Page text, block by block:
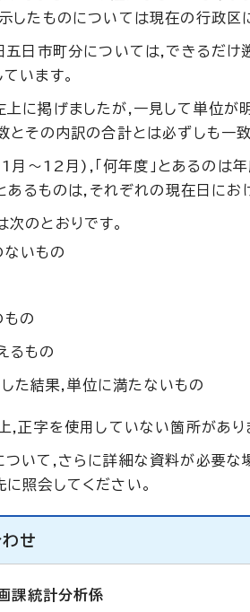
したものについては現在の行政区
日市町分については,できるだけ
います。
に掲げましたが,一見して単位が
その内訳の合計とは必ずしも一致
月～12月),「何年度」とあるの
あるものは,それぞれの現在日にお
のとおりです。
ないもの
もの
るもの
た結果,単位に満たないもの
,正字を使用していない箇所があり
ついて,さらに詳細な資料が必要
照会してください。
せ
課統計分析係